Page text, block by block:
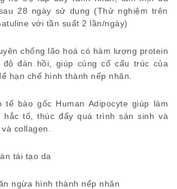
28 ngày sử dụng (Thử nghiệm trên
với tần suất 2 lần/ngày)
chống lão hoá có hàm lượng protein
đàn hồi, giúp củng cố cấu trúc của
hạn chế hình thành nếp nhăn.
tế bào gốc Human Adipocyte giúp làm
hắc tố, thúc đẩy quá trình sản sinh và
collagen.
tái tạo da
ngừa hình thành nếp nhăn